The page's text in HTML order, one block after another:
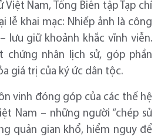
Việt Nam, Tổng Biên tập Tạp chí
lễ khai mạc: Nhiếp ảnh là công
lưu giữ khoảnh khắc vĩnh viễn.
chứng nhân lịch sử, góp phần
giá trị của ký ức dân tộc.
vinh đóng góp của các thế hệ
Nam – những người “chép sử
quản gian khổ, hiểm nguy để